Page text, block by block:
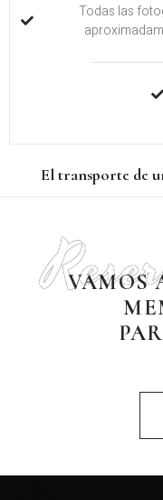
Todas las
El transporte de
VAMOS